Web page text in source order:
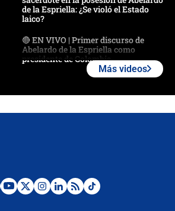
de la Espriella: ¿Se violó el Estado
laico?
🔴 EN VIVO | Primer discurso de
Abelardo de la Espriella como
presidente de Colombia
Desde dermatitis hasta infecciones:
Más videos